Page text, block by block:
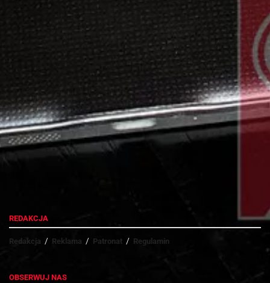
Przemysław Wołoszyn
REDAKCJA
Redakcja Reklama Patronat Regulamin
OBSERWUJ NAS